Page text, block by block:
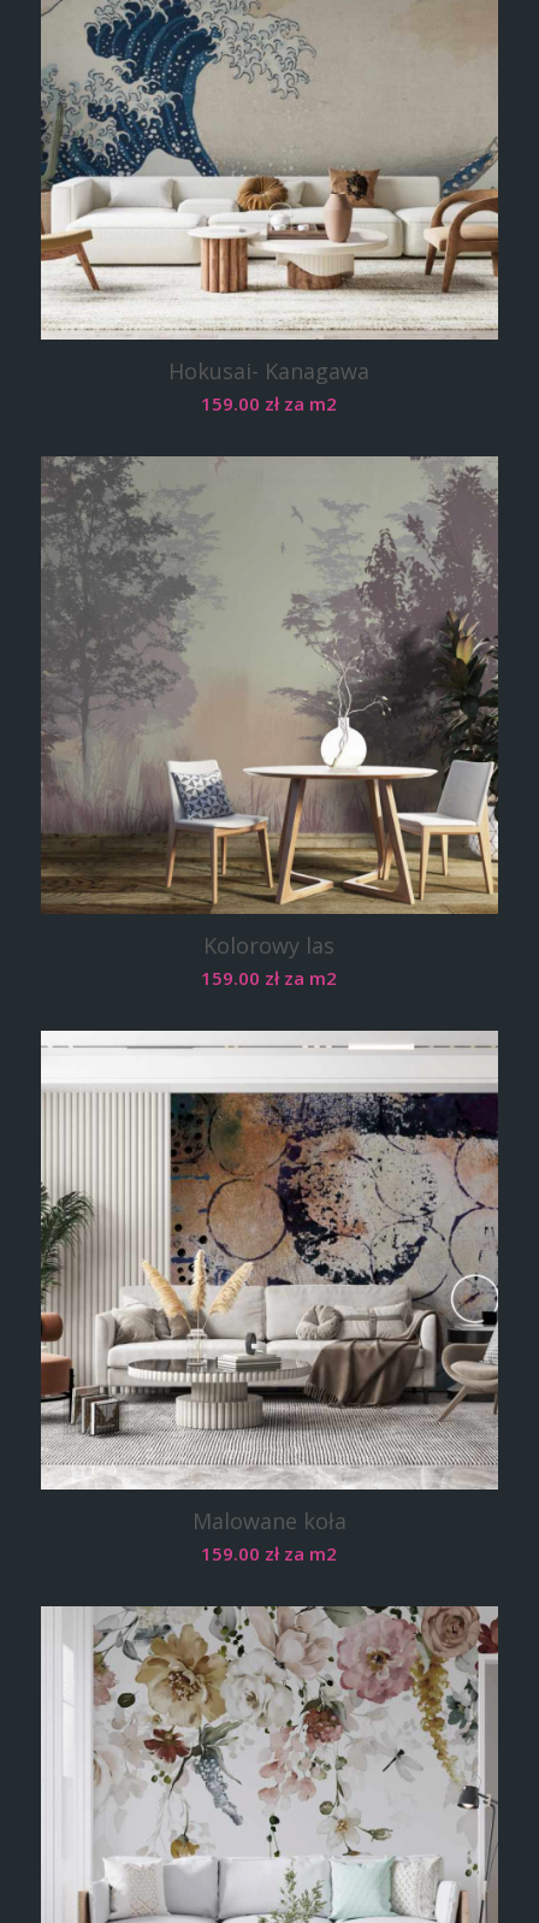
Hokusai- Kanagawa
159.00 zł za m2
Kolorowy las
159.00 zł za m2
Malowane koła
159.00 zł za m2